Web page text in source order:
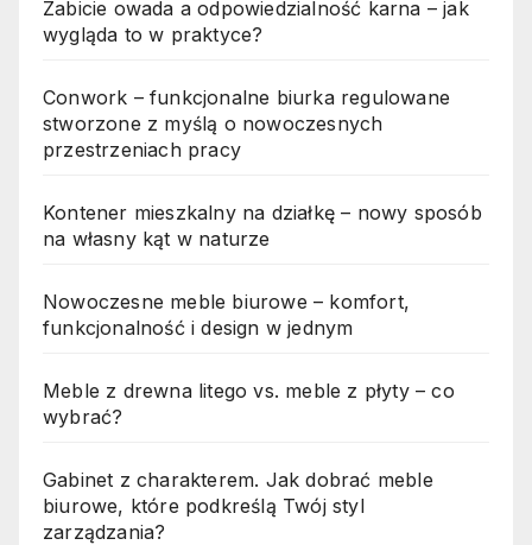
Zabicie owada a odpowiedzialność karna – jak
wygląda to w praktyce?
Conwork – funkcjonalne biurka regulowane
stworzone z myślą o nowoczesnych
przestrzeniach pracy
Kontener mieszkalny na działkę – nowy sposób
na własny kąt w naturze
Nowoczesne meble biurowe – komfort,
funkcjonalność i design w jednym
Meble z drewna litego vs. meble z płyty – co
wybrać?
Gabinet z charakterem. Jak dobrać meble
biurowe, które podkreślą Twój styl
zarządzania?